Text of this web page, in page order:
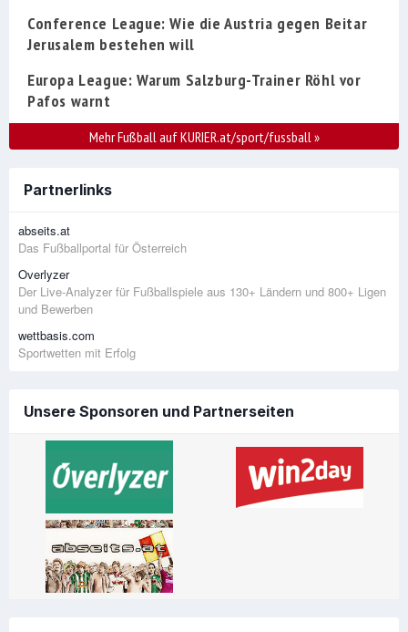
Conference League: Wie die Austria gegen Beitar
Jerusalem bestehen will
Europa League: Warum Salzburg-Trainer Röhl vor
Pafos warnt
Mehr Fußball auf KURIER.at/sport/fussball»
Partnerlinks
abseits.at
Das Fußballportal für Österreich
Overlyzer
Der Live-Analyzer für Fußballspiele aus 130+ Ländern und 800+ Ligen
und Bewerben
wettbasis.com
Sportwetten mit Erfolg
Unsere Sponsoren und Partnerseiten